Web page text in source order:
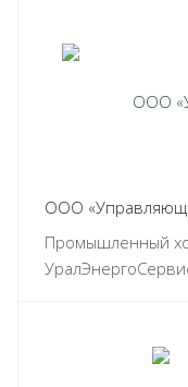
ООО
Промышленный